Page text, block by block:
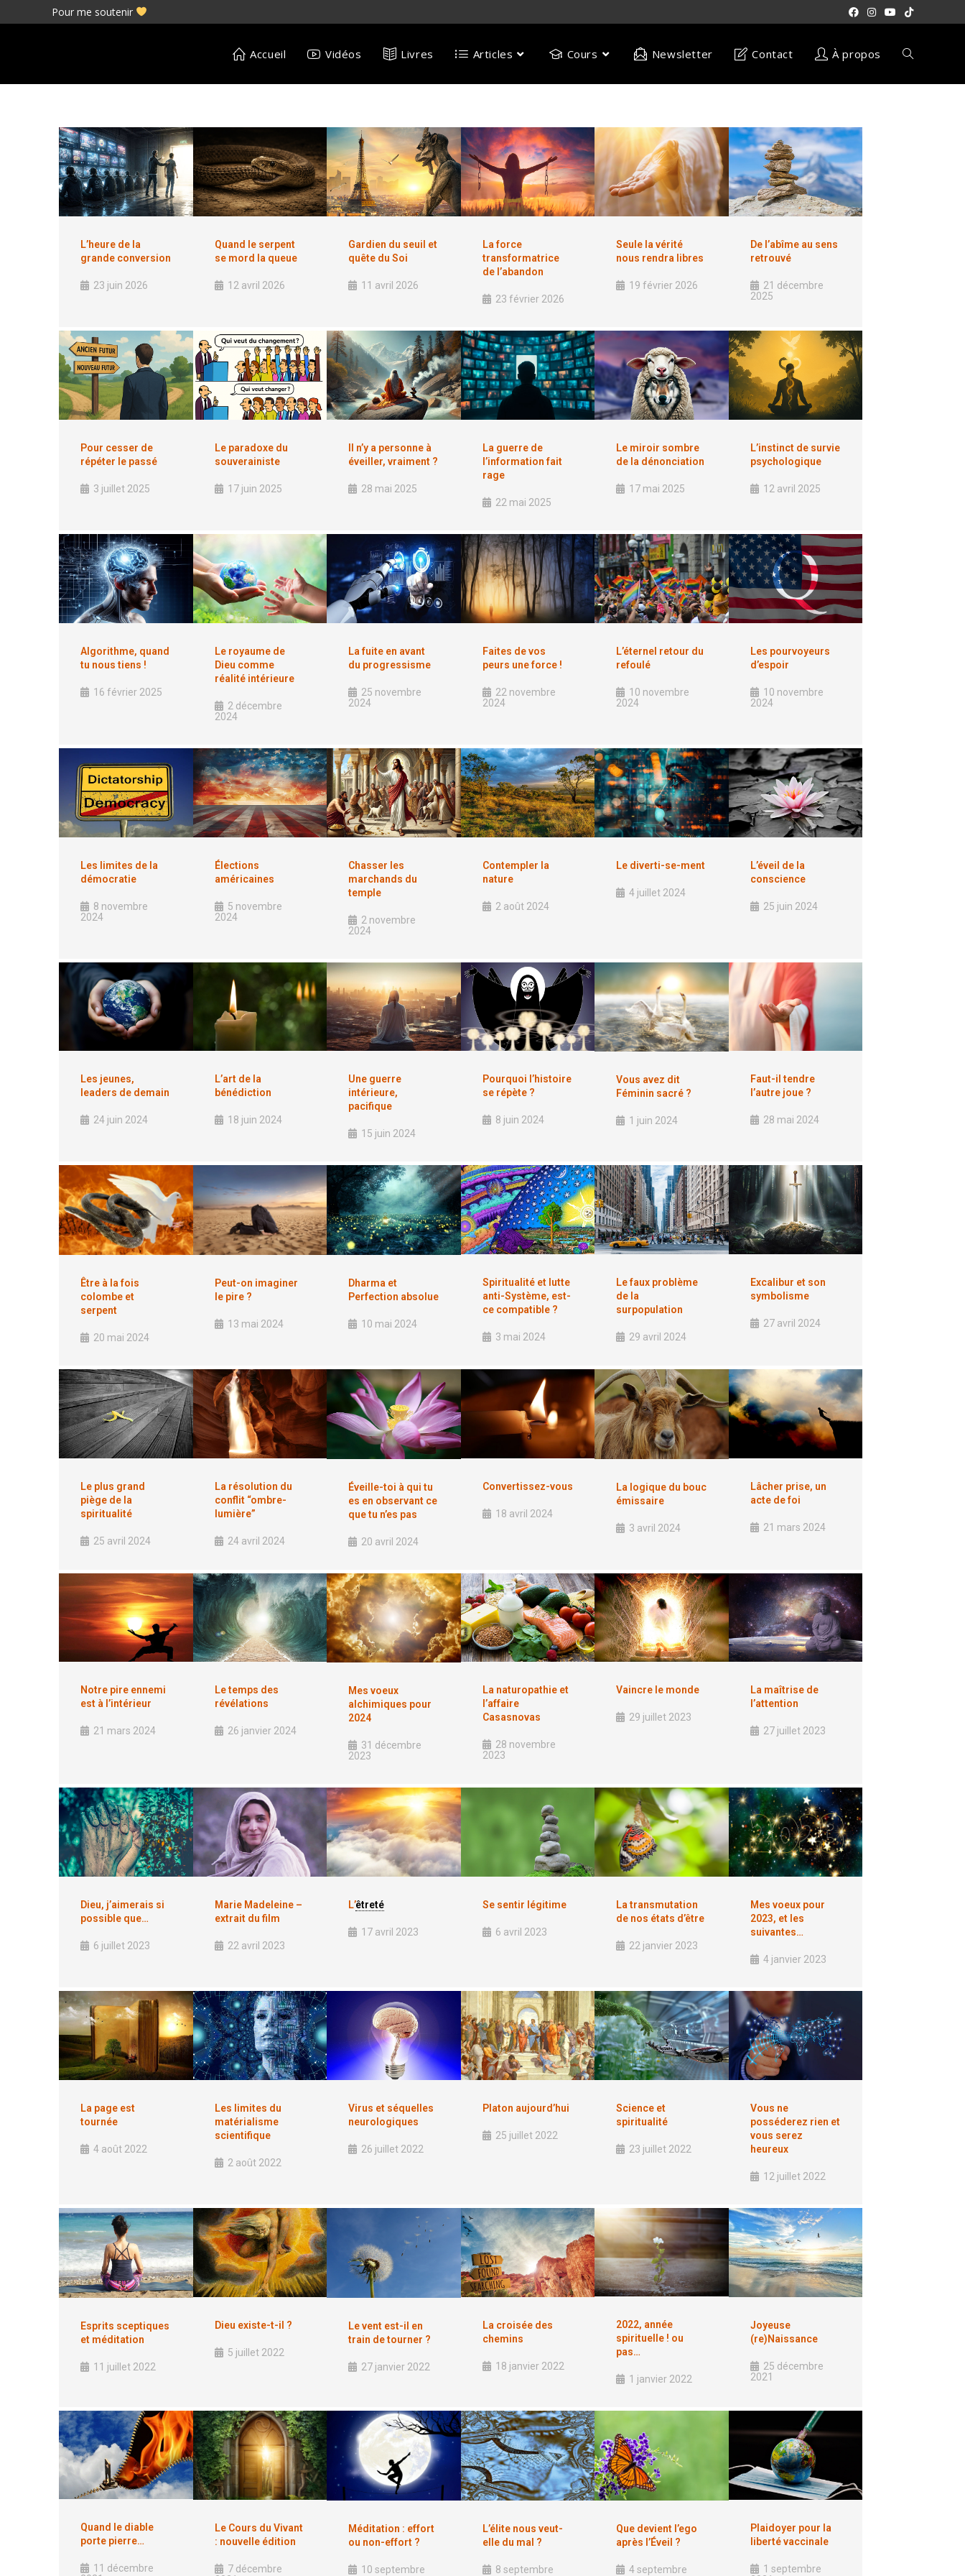
Pour me soutenir
Accueil Vidéos Livres Articles Cours Newsletter Contact À propos
L’heure de la
grande conversion
23 juin 2026
Quand le serpent
se mord la queue
12 avril 2026
Gardien du seuil et
quête du Soi
11 avril 2026
La force
transformatrice
de l’abandon
23 février 2026
Seule la vérité
nous rendra libres
19 février 2026
De l’abîme au sens
retrouvé
21 décembre
2025
Pour cesser de
répéter le passé
3 juillet 2025
Le paradoxe du
souverainiste
17 juin 2025
Il n’y a personne à
éveiller, vraiment ?
28 mai 2025
La guerre de
l’information fait
rage
22 mai 2025
Le miroir sombre
de la dénonciation
17 mai 2025
L’instinct de survie
psychologique
12 avril 2025
Algorithme, quand
tu nous tiens !
16 février 2025
Le royaume de
Dieu comme
réalité intérieure
2 décembre
2024
La fuite en avant
du progressisme
25 novembre
2024
Faites de vos
peurs une force !
22 novembre
2024
L’éternel retour du
refoulé
10 novembre
2024
Les pourvoyeurs
d’espoir
10 novembre
2024
Les limites de la
démocratie
8 novembre
2024
Élections
américaines
5 novembre
2024
Chasser les
marchands du
temple
2 novembre
2024
Contempler la
nature
2 août 2024
Le diverti-se-ment
4 juillet 2024
L’éveil de la
conscience
25 juin 2024
Les jeunes,
leaders de demain
24 juin 2024
L’art de la
bénédiction
18 juin 2024
Une guerre
intérieure,
pacifique
15 juin 2024
Pourquoi l’histoire
se répète ?
8 juin 2024
Vous avez dit
Féminin sacré ?
1 juin 2024
Faut-il tendre
l’autre joue ?
28 mai 2024
Être à la fois
colombe et
serpent
20 mai 2024
Peut-on imaginer
le pire ?
13 mai 2024
Dharma et
Perfection absolue
10 mai 2024
Spiritualité et lutte
anti-Système, est-
ce compatible ?
3 mai 2024
Le faux problème
de la
surpopulation
29 avril 2024
Excalibur et son
symbolisme
27 avril 2024
Le plus grand
piège de la
spiritualité
25 avril 2024
La résolution du
conflit “ombre-
lumière”
24 avril 2024
Éveille-toi à qui tu
es en observant ce
que tu n’es pas
20 avril 2024
Convertissez-vous
18 avril 2024
La logique du bouc
émissaire
3 avril 2024
Lâcher prise, un
acte de foi
21 mars 2024
Notre pire ennemi
est à l’intérieur
21 mars 2024
Le temps des
révélations
26 janvier 2024
Mes voeux
alchimiques pour
2024
31 décembre
2023
La naturopathie et
l’affaire
Casasnovas
28 novembre
2023
Vaincre le monde
29 juillet 2023
La maîtrise de
l’attention
27 juillet 2023
Dieu, j’aimerais si
possible que…
6 juillet 2023
Marie Madeleine –
extrait du film
22 avril 2023
L’êtreté
17 avril 2023
Se sentir légitime
6 avril 2023
La transmutation
de nos états d’être
22 janvier 2023
Mes voeux pour
2023, et les
suivantes…
4 janvier 2023
La page est
tournée
4 août 2022
Les limites du
matérialisme
scientifique
2 août 2022
Virus et séquelles
neurologiques
26 juillet 2022
Platon aujourd’hui
25 juillet 2022
Science et
spiritualité
23 juillet 2022
Vous ne
posséderez rien et
vous serez
heureux
12 juillet 2022
Esprits sceptiques
et méditation
11 juillet 2022
Dieu existe-t-il ?
5 juillet 2022
Le vent est-il en
train de tourner ?
27 janvier 2022
La croisée des
chemins
18 janvier 2022
2022, année
spirituelle ! ou
pas…
1 janvier 2022
Joyeuse
(re)Naissance
25 décembre
2021
Quand le diable
porte pierre…
11 décembre
Le Cours du Vivant
: nouvelle édition
7 décembre
Méditation : effort
ou non-effort ?
10 septembre
L’élite nous veut-
elle du mal ?
8 septembre
Que devient l’ego
après l’Éveil ?
4 septembre
Plaidoyer pour la
liberté vaccinale
1 septembre